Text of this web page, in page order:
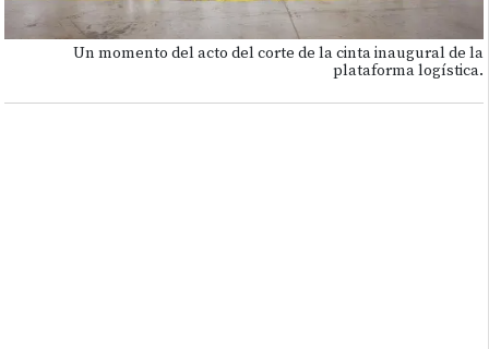
Un momento del acto del corte de la cinta inaugural de la
plataforma logística.